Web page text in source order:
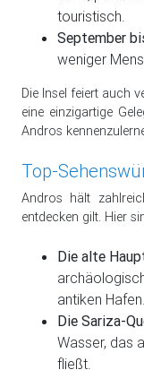
touristisch.
September
weniger
Die Insel feiert auch
eine einzigartige
Andros
Top-
Andros hält
entdecken gilt. Hier
Die alte
antiken Hafen.
Die Sariza-
Wasser, das
fließt.